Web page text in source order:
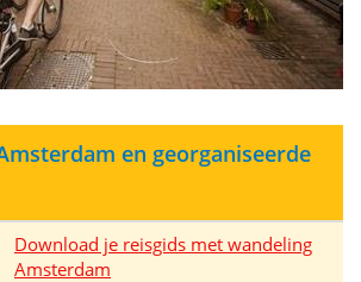
en georganiseerde
Download je reisgids met wandeling
Amsterdam